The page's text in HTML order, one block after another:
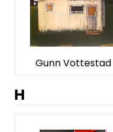
Gunn Vottestad
H